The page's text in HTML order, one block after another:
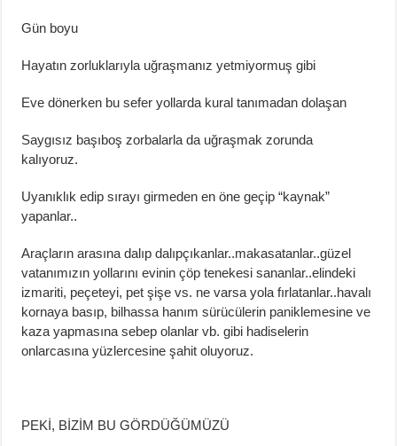
Gün boyu
Hayatın zorluklarıyla uğraşmanız yetmiyormuş gibi
Eve dönerken bu sefer yollarda kural tanımadan dolaşan
Saygısız başıboş zorbalarla da uğraşmak zorunda
kalıyoruz.
Uyanıklık edip sırayı girmeden en öne geçip “kaynak”
yapanlar..
Araçların arasına dalıpdalıpçıkanlar..makasatanlar..güzel
vatanımızınyollarını evinin çöp tenekesisananlar..elindeki
izmariti, peçeteyi, pet şişe vs. ne varsa yolafırlatanlar..havalı
kornaya basıp, bilhassa hanım sürücülerin paniklemesine ve
kaza yapmasınasebep olanlar vb. gibi hadiselerin
onlarcasına yüzlercesineşahit oluyoruz.
PEKİ, BİZİM BUGÖRDÜĞÜMÜZÜ